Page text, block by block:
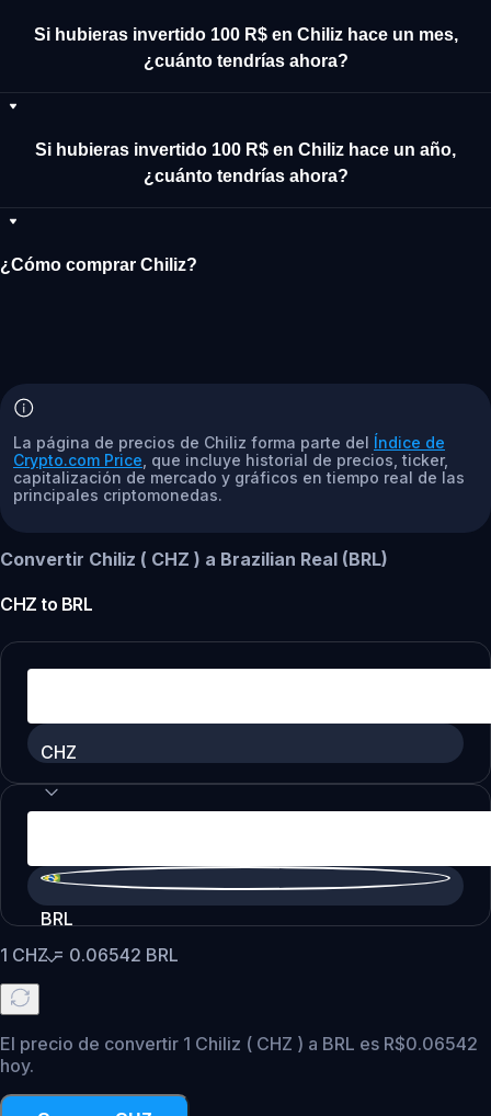
Si hubieras invertido 100 R$ en Chiliz hace un mes,
¿cuánto tendrías ahora?
Si hubieras invertido 100 R$ en Chiliz hace un año,
¿cuánto tendrías ahora?
¿Cómo comprar Chiliz?
La página de precios de Chiliz forma parte del Índice de
Crypto.com Price , que incluye historial de precios, ticker,
capitalización de mercado y gráficos en tiempo real de las
principales criptomonedas.
Convertir Chiliz ( CHZ ) a Brazilian Real (BRL)
CHZ to BRL
CHZ
BRL
1 CHZ= 0.06542 BRL
El precio de convertir 1 Chiliz ( CHZ ) a BRL es R$0.06542
hoy.